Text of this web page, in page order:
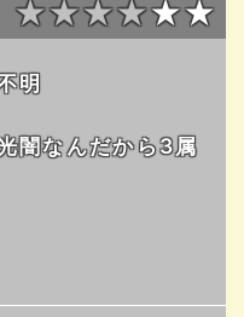
★★★★★★
明
闇なんだから3属